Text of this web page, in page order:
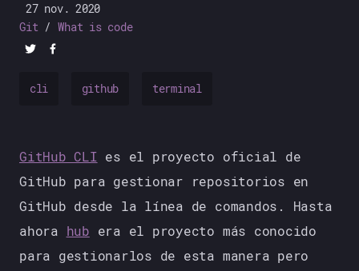
27 nov. 2020
Git
What is code
cli github terminal
GitHub CLI es el proyecto oficial de
GitHub para gestionar repositorios en
GitHub desde la línea de comandos. Hasta
ahora hub era el proyecto más conocido
para gestionarlos de esta manera pero